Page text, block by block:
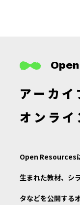
アーカイ
オンライ
Open Resources
生まれた教材、シ
タなどを公開する